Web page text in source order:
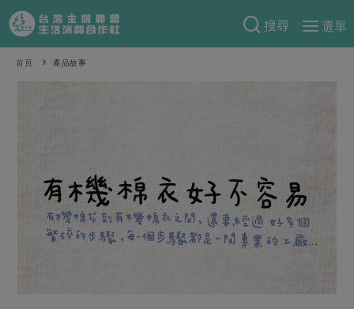
搜尋
選單
產品分類
辛香料類
奶蛋豆・五穀
預購活動
把最好的台灣味帶回家！
防災用品預購圓滿結束
綠主張
觀點文章
主婦食堂 一籃菜真心話
關於合作社
首頁 產品故事